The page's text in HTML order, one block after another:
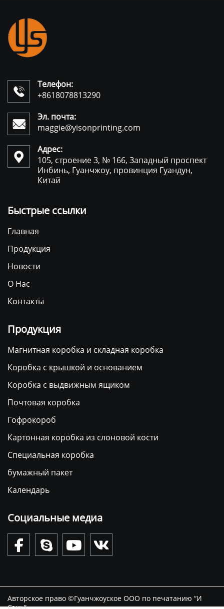

Телефон:
+8618078813290

Эл. почта:
maggie@yisonprinting.com

Адрес:
105, строение 3, № 166, Западный проспект
Инбинь, Гуанчжоу, провинция Гуандун,
Китай
Быстрые ссылки
Главная
Продукция
Новости
О Нас
Контакты
Продукция
Магнитная коробка и складная коробка
Коробка с крышкой и основанием
Коробка с выдвижным ящиком
Почтовая коробка
Гофрокороб
Картонная коробка из слоновой кости
Специальная коробка
бумажный пакет
Календарь
Социальные медиа
   
Авторское право ©Гуанчжоуское ООО по печатанию “И